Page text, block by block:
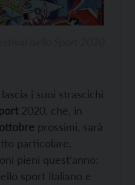
lascia i suoi strascichi
2020, che, in
prossimi, sarà
particolare.
pieni quest’anno:
sport italiano e